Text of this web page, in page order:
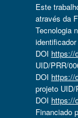
Este
através da
Tecnologia
identificador
DOI https://
UID/PRR/
DOI https://
projeto
DOI https://
Financiado